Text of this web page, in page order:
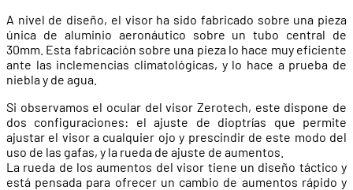
A nivel de diseño, el visor ha sido fabricado sobre una pieza
única de aluminio aeronáutico sobre un tubo central de
30mm. Esta fabricación sobre una pieza lo hace muy eficiente
ante las inclemencias climatológicas, y lo hace a prueba de
niebla y de agua.
Si observamos el ocular del visor Zerotech, este dispone de
dos configuraciones: el ajuste de dioptrías que permite
ajustar el visor a cualquier ojo y prescindir de este modo del
uso de las gafas, y la rueda de ajuste de aumentos.
La rueda de los aumentos del visor tiene un diseño táctico y
está pensada para ofrecer un cambio de aumentos rápido y